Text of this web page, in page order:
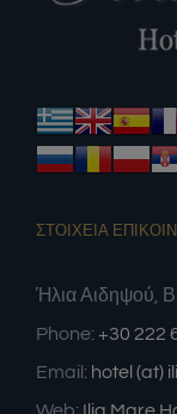
ΣΤΟΙΧΕΙΑ
Ήλια Αιδηψού,
Phone: +30 222
Email: hotel (at)